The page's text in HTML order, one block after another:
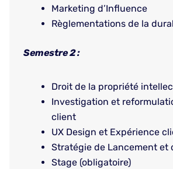
Marketing d’Influence
Règlementations de la
Semestre 2 :
Droit de la propriété
Investigation et
client
UX Design et Expérience
Stratégie de Lancement et
Stage (obligatoire)